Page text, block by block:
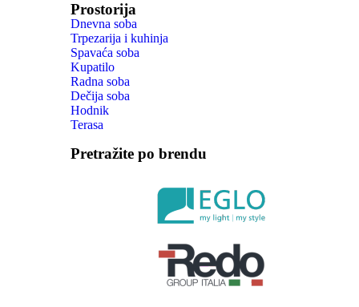
Prostorija
Dnevna soba
Trpezarija i kuhinja
Spavaća soba
Kupatilo
Radna soba
Dečija soba
Hodnik
Terasa
Pretražite po brendu